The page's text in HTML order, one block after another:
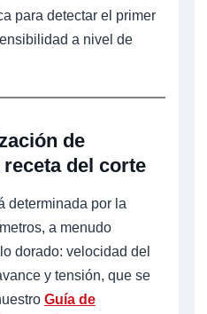
para detectar el primer
a nivel de
de
del corte
determinada por la
a menudo
dorado: velocidad del
y tensión, que se
Guía de